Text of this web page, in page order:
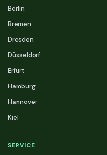
Berlin
Bremen
Dresden
Düsseldorf
Erfurt
Hamburg
Hannover
Kiel
SERVICE